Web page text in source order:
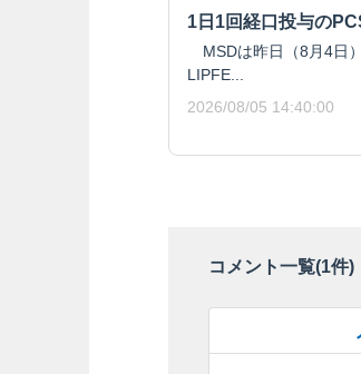
1日1回経口投与の
MSDは昨日（8月4日
LIPFE...
2026/08/05 14:40:00
コメント一覧(1件)